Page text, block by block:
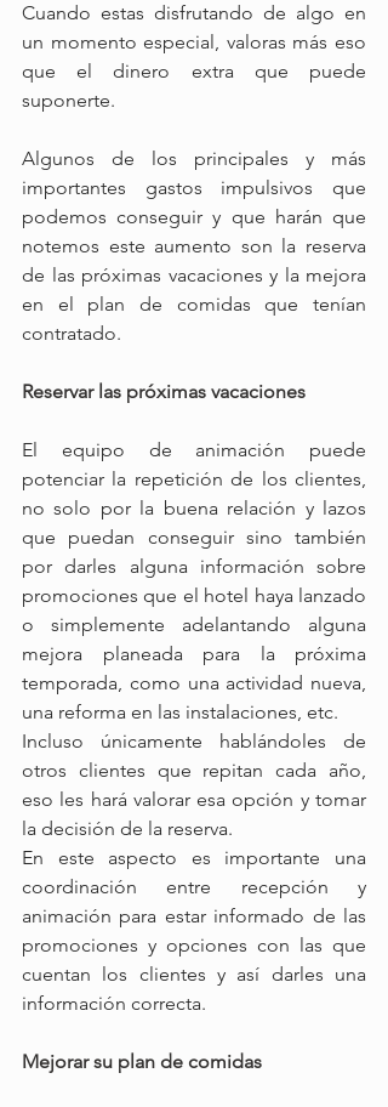
Cuando estas disfrutando de algo en
un momento especial, valoras más eso
que el dinero extra que puede
suponerte.
Algunos de los principales y más
importantes gastos impulsivos que
podemos conseguir y que harán que
notemos este aumento son la reserva
de las próximas vacaciones y la mejora
en el plan de comidas que tenían
contratado.
Reservar las próximas vacaciones
El equipo de animación puede
potenciar la repetición de los clientes,
no solo por la buena relación y lazos
que puedan conseguir sino también
por darles alguna información sobre
promociones que el hotel haya lanzado
o simplemente adelantando alguna
mejora planeada para la próxima
temporada, como una actividad nueva,
una reforma en las instalaciones, etc.
Incluso únicamente hablándoles de
otros clientes que repitan cada año,
eso les hará valorar esa opción y tomar
la decisión de la reserva.
En este aspecto es importante una
coordinación entre recepción y
animación para estar informado de las
promociones y opciones con las que
cuentan los clientes y así darles una
información correcta.
Mejorar su plan de comidas